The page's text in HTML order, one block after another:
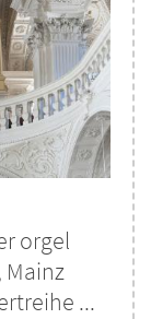
orgel
Mainz
...